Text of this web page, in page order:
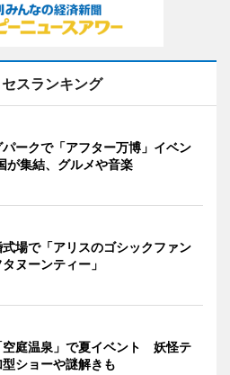
スランキング
ークで「アフター万博」イベン
集結、グルメや音楽
場で「アリスのゴシックファン
ヌーンティー」
空庭温泉」で夏イベント 妖怪テ
ショーや謎解きも